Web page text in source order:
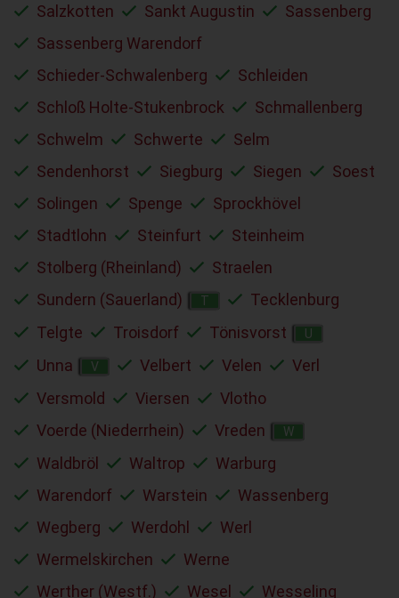
Salzkotten Sankt Augustin
Sassenberg
Sassenberg Warendorf
Schieder-Schwalenberg
Schleiden
Schloß Holte-Stukenbrock
Schmallenberg
Schwelm
Schwerte
Selm
Sendenhorst
Siegburg Siegen
Soest
Solingen
Spenge
Sprockhövel
Stadtlohn
Steinfurt
Steinheim
Stolberg (Rheinland)
Straelen
Sundern (Sauerland)
T
Tecklenburg
Telgte
Troisdorf Tönisvorst U
Unna V Velbert Velen
Verl
Versmold
Viersen
Vlotho
Voerde (Niederrhein)
Vreden W
Waldbröl Waltrop
Warburg
Warendorf
Warstein
Wassenberg
Wegberg
Werdohl
Werl
Wermelskirchen
Werne
Werther (Westf.)
Wesel
Wesseling